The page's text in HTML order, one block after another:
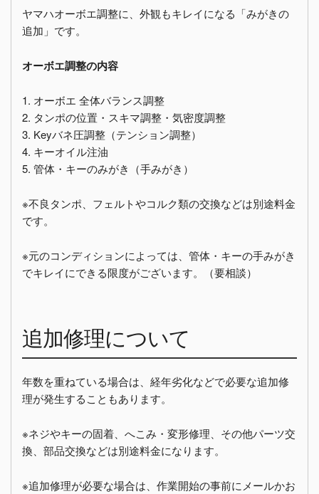
ヤマハオーボエ調整に、外観もキレイになる「みがきの
追加」です。
オーボエ調整の内容
1. オーボエ 全体バランス調整
2. タンポの位置・スキマ調整・気密度調整
3. Keyバネ圧調整（テンション調整）
4. キーオイル注油
5. 管体・キーのみがき（手みがき）
※不良タンポ、フェルトやコルク類の交換などは別途料金
です。
※元のコンディションによっては、管体・キーの手みがき
でキレイにできる限度がございます。（要相談）
追加修理について
年数を重ねている場合は、経年劣化などで必要な追加修
理が発生することもあります。
※ネジやキーの固着、へこみ・変形修理、その他パーツ交
換、部品交換などは別途料金になります。
※追加修理が必要な場合は、作業開始の事前にメールかお